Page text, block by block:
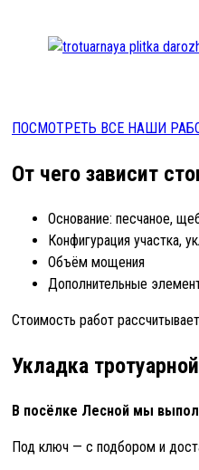
ПОСМОТРЕТЬ ВСЕ НАШИ
От чего зависит
Основание: песчаное,
Конфигурация участка,
Объём мощения
Дополнительные
Стоимость работ
Укладка
В посёлке Лесной мы
Под ключ — с подбором и